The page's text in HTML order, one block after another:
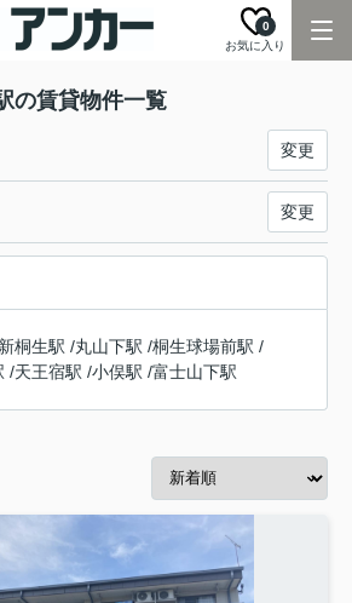
お気に入り
0
の賃貸物件一覧
変更
変更
新桐生駅 /丸山下駅 /桐生球場前駅 /
/天王宿駅 /小俣駅 /富士山下駅